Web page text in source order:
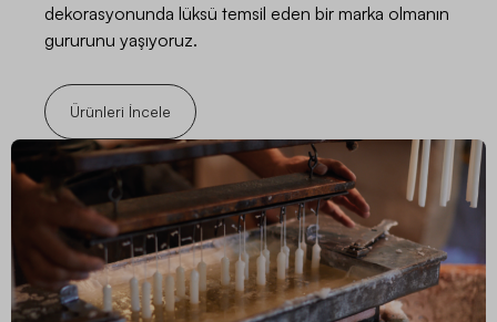
dekorasyonunda lüksü temsil eden bir marka olmanın
gururunu yaşıyoruz.
Ürünleri İncele